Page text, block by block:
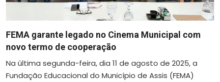
FEMA garante legado no Cinema Municipal com
novo termo de cooperação
Na última segunda-feira, dia 11 de agosto de 2025, a
Fundação Educacional do Município de Assis (FEMA)